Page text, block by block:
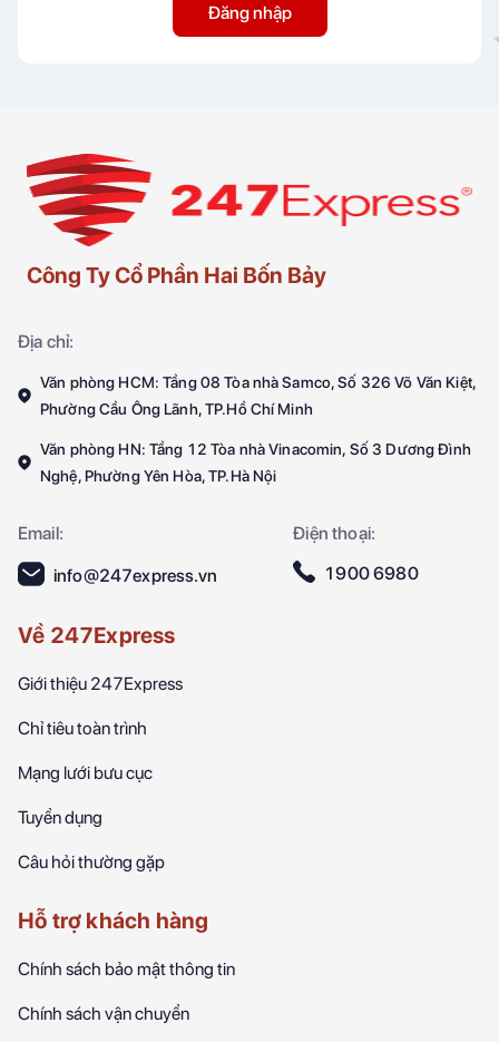
Đăng nhập
Công Ty Cổ Phần Hai Bốn Bảy
Địa chỉ:
Văn phòng HCM: Tầng 08 Tòa nhà Samco, Số 326 Võ Văn Kiệt,
Phường Cầu Ông Lãnh, TP.Hồ Chí Minh
Văn phòng HN: Tầng 12 Tòa nhà Vinacomin, Số 3 Dương Đình
Nghệ, Phường Yên Hòa, TP.Hà Nội
Email:
Điện thoại:
info@247express.vn
1900 6980
Về 247Express
Giới thiệu 247Express
Chỉ tiêu toàn trình
Mạng lưới bưu cục
Tuyển dụng
Câu hỏi thường gặp
Hỗ trợ khách hàng
Chính sách bảo mật thông tin
Chính sách vận chuyển